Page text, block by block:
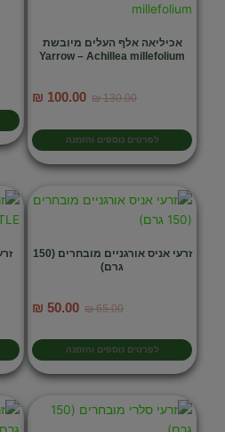
אכיליאה אלף העלים מיובשת
Yarrow – Achillea millefolium
₪130.00
המחיר
היה:
₪ 130.00.
₪ 100.00
הנוכחי
הוא:
₪ 100.00.
לפרטים נוספים והזמנה
זרעי אניס אורגניים מובחרים (150
גרם)
₪65.00
המחיר
היה:
₪ 65.00.
₪ 50.00
הוא:
₪ 50.00.
לפרטים נוספים והזמנה